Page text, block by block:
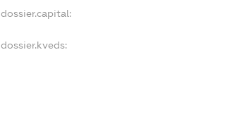
dossier.capital:
dossier.kveds: